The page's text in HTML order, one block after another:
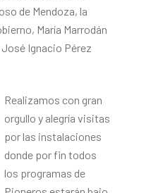
de Mendoza, la
María Marrodán
Ignacio Pérez
Realizamos con gran
orgullo y alegría visitas
por las instalaciones
donde por fin todos
los programas de